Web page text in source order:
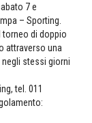
7 e
– Sporting.
torneo di doppio
attraverso una
negli stessi giorni
tel. 011